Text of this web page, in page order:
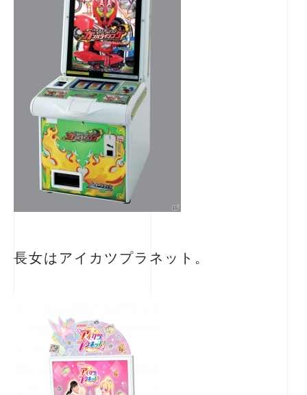
長女はアイカツプラネット。